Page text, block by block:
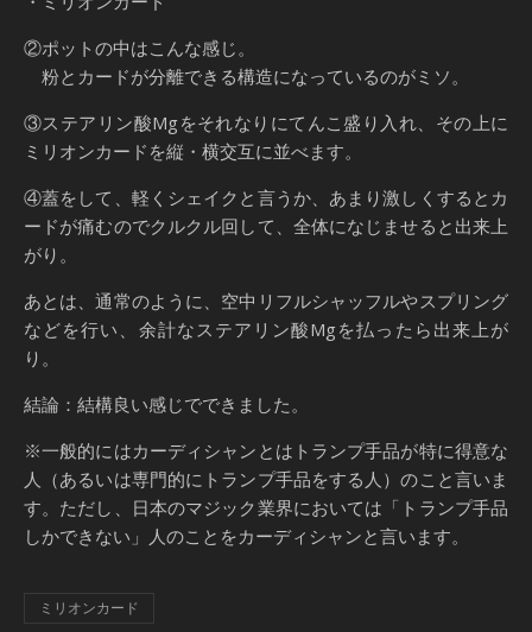
②ポットの中はこんな感じ。
粉とカードが分離できる構造になっているのがミソ。
③ステアリン酸Mgをそれなりにてんこ盛り入れ、その上に
ミリオンカードを縦・横交互に並べます。
④蓋をして、軽くシェイクと言うか、あまり激しくするとカ
ードが痛むのでクルクル回して、全体になじませると出来上
がり。
あとは、通常のように、空中リフルシャッフルやスプリング
などを行い、余計なステアリン酸Mgを払ったら出来上が
り。
結論：結構良い感じでできました。
※一般的にはカーディシャンとはトランプ手品が特に得意な
人（あるいは専門的にトランプ手品をする人）のこと言いま
す。ただし、日本のマジック業界においては「トランプ手品
しかできない」人のことをカーディシャンと言います。
ミリオンカード